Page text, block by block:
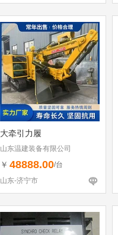
大牵引力履
山东温建装备有限公司
￥ 48888.00/台
山东-济宁市